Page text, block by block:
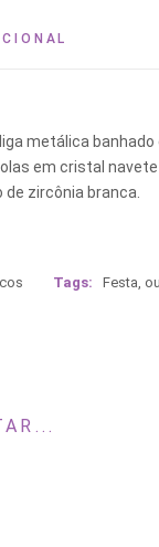
metálica
em cristal
zircônia branca.
Tags: Festa,